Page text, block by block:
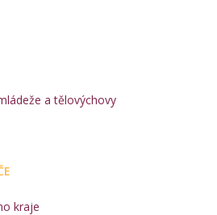
a tělovýchovy
kraje